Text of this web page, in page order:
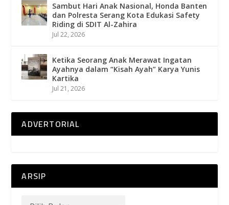
Sambut Hari Anak Nasional, Honda Banten
dan Polresta Serang Kota Edukasi Safety
Riding di SDIT Al-Zahira
Jul 22, 2026
Ketika Seorang Anak Merawat Ingatan
Ayahnya dalam “Kisah Ayah” Karya Yunis
Kartika
Jul 21, 2026
ADVERTORIAL
ARSIP